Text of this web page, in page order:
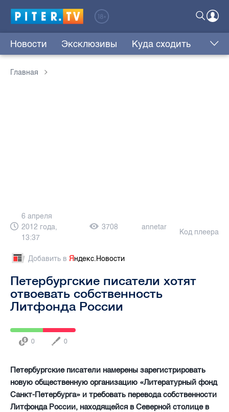
Новости Эксклюзивы Куда сходить
Главная
6 апреля
2012 года,
13:37
3708 annetar
Код плеера
Добавить в Яндекс.Новости
Петербургские писатели хотят
отвоевать собственность
Литфонда России
0 0
Петербургские писатели намерены зарегистрировать
новую общественную организацию «Литературный фонд
Санкт-Петербурга» и требовать перевода собственности
Литфонда России, находящейся в Северной столице в